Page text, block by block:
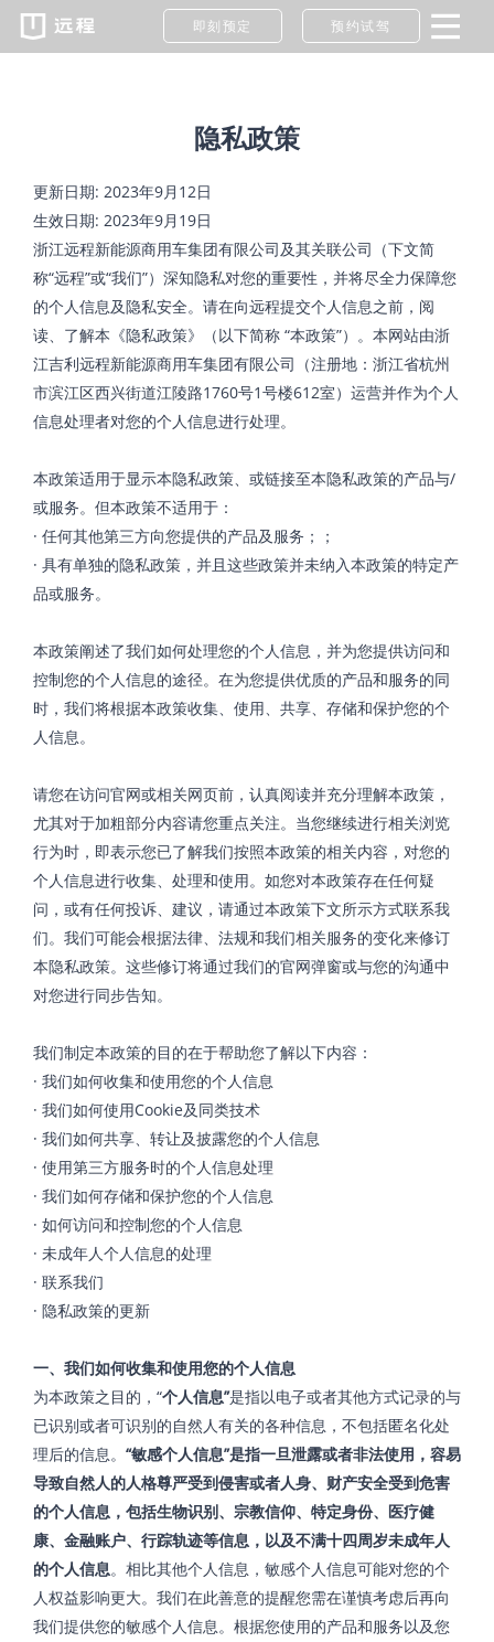
即刻预定 预约试驾
隐私政策
更新日期: 2023年9月12日
生效日期: 2023年9月19日
浙江远程新能源商用车集团有限公司及其关联公司（下文简
称“远程”或“我们”）深知隐私对您的重要性，并将尽全力保障您
的个人信息及隐私安全。请在向远程提交个人信息之前，阅
读、了解本《隐私政策》（以下简称 “本政策”）。本网站由浙
江吉利远程新能源商用车集团有限公司（注册地：浙江省杭州
市滨江区西兴街道江陵路1760号1号楼612室）运营并作为个人
信息处理者对您的个人信息进行处理。
本政策适用于显示本隐私政策、或链接至本隐私政策的产品与/
或服务。但本政策不适用于：
· 任何其他第三方向您提供的产品及服务；；
· 具有单独的隐私政策，并且这些政策并未纳入本政策的特定产
品或服务。
本政策阐述了我们如何处理您的个人信息，并为您提供访问和
控制您的个人信息的途径。在为您提供优质的产品和服务的同
时，我们将根据本政策收集、使用、共享、存储和保护您的个
人信息。
请您在访问官网或相关网页前，认真阅读并充分理解本政策，
尤其对于加粗部分内容请您重点关注。当您继续进行相关浏览
行为时，即表示您已了解我们按照本政策的相关内容，对您的
个人信息进行收集、处理和使用。如您对本政策存在任何疑
问，或有任何投诉、建议，请通过本政策下文所示方式联系我
们。我们可能会根据法律、法规和我们相关服务的变化来修订
本隐私政策。这些修订将通过我们的官网弹窗或与您的沟通中
对您进行同步告知。
我们制定本政策的目的在于帮助您了解以下内容：
· 我们如何收集和使用您的个人信息
· 我们如何使用Cookie及同类技术
· 我们如何共享、转让及披露您的个人信息
· 使用第三方服务时的个人信息处理
· 我们如何存储和保护您的个人信息
· 如何访问和控制您的个人信息
· 未成年人个人信息的处理
· 联系我们
· 隐私政策的更新
一、我们如何收集和使用您的个人信息
为本政策之目的，“个人信息”是指以电子或者其他方式记录的与
已识别或者可识别的自然人有关的各种信息，不包括匿名化处
理后的信息。 “敏感个人信息”是指一旦泄露或者非法使用，容易
导致自然人的人格尊严受到侵害或者人身、财产安全受到危害
的个人信息，包括生物识别、宗教信仰、特定身份、医疗健
康、金融账户、行踪轨迹等信息，以及不满十四周岁未成年人
的个人信息。相比其他个人信息，敏感个人信息可能对您的个
人权益影响更大。我们在此善意的提醒您需在谨慎考虑后再向
我们提供您的敏感个人信息。根据您使用的产品和服务以及您